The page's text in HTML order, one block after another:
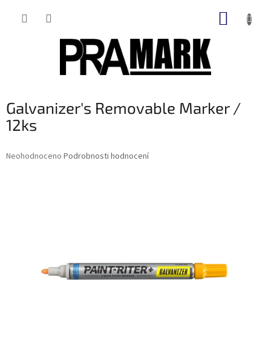
Galvanizer's Removable Marker /
12ks
Průměrné
Neohodnoceno Podrobnosti hodnocení